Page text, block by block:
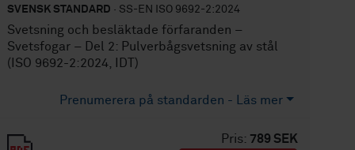
SVENSK STANDARD · SS-EN ISO 9692-2:2024
Svetsning och besläktade förfaranden –
Svetsfogar – Del 2: Pulverbågsvetsning av stål
(ISO 9692-2:2024, IDT)
Prenumerera på standarden - Läs mer
Pris: 789 SEK